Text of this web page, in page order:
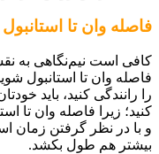
فاصله وان تا
کافی است نیم‌نگاهی به
فاصله وان تا استانبول
و با در نظر گرفتن زمان
بیشتر هم طول بکشد.